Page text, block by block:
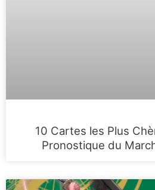
10 Cartes les Plus
Pronostique du